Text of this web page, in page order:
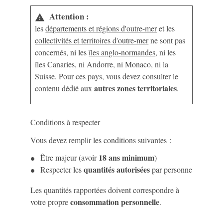
warning Attention :
lesdépartements et régions d'outre-meret les
collectivités et territoires d'outre-merne sont pas
concernés, ni lesîles anglo-normandes, ni les
îles Canaries, ni Andorre, ni Monaco, ni la
Suisse. Pour ces pays, vous devez consulter le
contenu dédié auxautres zones territoriales.
Conditions à respecter
Vous devez remplir les conditions suivantes :
Être majeur (avoir18 ans minimum)
Respecter lesquantités autoriséespar personne
Les quantités rapportées doivent correspondre à
votre propreconsommation personnelle.